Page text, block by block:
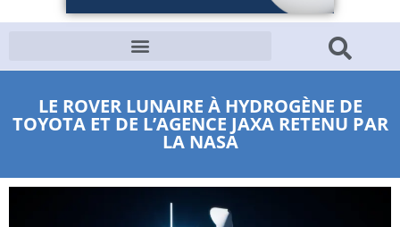
LE ROVER LUNAIRE À HYDROGÈNE DE
TOYOTA ET DE L’AGENCE JAXA RETENU PAR
LA NASA